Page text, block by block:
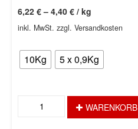
6,22 €– 4,40 € / kg
inkl. MwSt. zzgl. Versandkosten
10Kg 5 x 0,9Kg
Junior
WARENKORB